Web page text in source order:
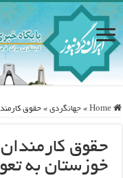
Home
» جهانگردی » حقوق
حقوق کارمندان
خوزستان به